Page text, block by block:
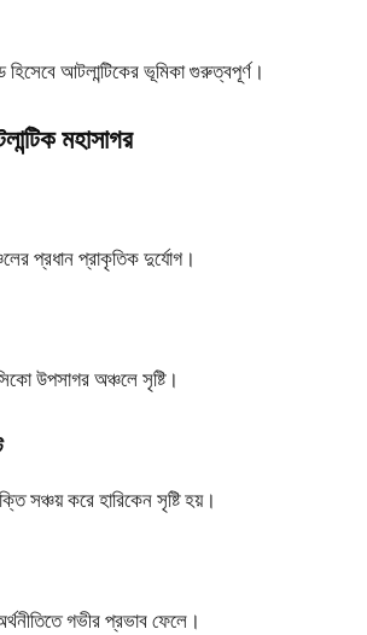
হিসেবে আটলান্টিকের ভূমিকা গুরুত্বপূর্ণ।
মহাসাগর
প্রধান প্রাকৃতিক দুর্যোগ।
উপসাগর অঞ্চলে সৃষ্টি।
সঞ্চয় করে হারিকেন সৃষ্টি হয়।
গভীর প্রভাব ফেলে।